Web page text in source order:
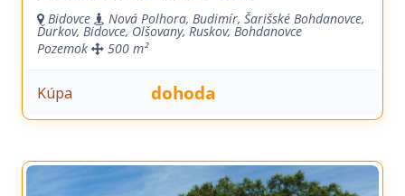
Bidovce Nová Polhora, Budimír, Šarišské Bohdanovce,
Ďurkov, Bidovce, Olšovany, Ruskov, Bohdanovce
Pozemok
500 m²
Kúpa dohoda